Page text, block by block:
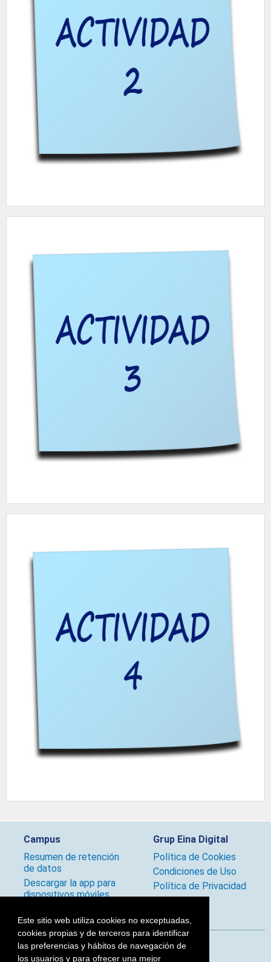
Este sitio web utiliza cookies no exceptuadas,
cookies propias y de terceros para identificar
las preferencias y hábitos de navegación de
los usuarios y para ofrecer una mejor
Campus
Resumen de retención
de datos
Descargar la app para
dispositivos móviles
Grup Eina Digital
Política de Cookies
Condiciones de Uso
Política de Privacidad
Síguenos